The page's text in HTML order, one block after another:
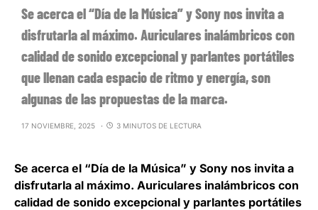
Se acerca el “Día de la Música” y Sony nos invita a
disfrutarla al máximo. Auriculares inalámbricos con
calidad de sonido excepcional y parlantes portátiles
que llenan cada espacio de ritmo y energía, son
algunas de las propuestas de la marca.
17 NOVIEMBRE, 2025 3 MINUTOS DE LECTURA
Se acerca el “Día de la Música” y Sony nos invita a
disfrutarla al máximo. Auriculares inalámbricos con
calidad de sonido excepcional y parlantes portátiles